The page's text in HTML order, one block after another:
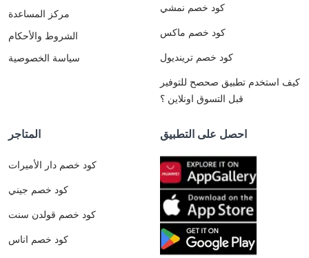
مركز المساعدة
الشروط والأحكام
سياسة الخصوصية
كود خصم نمشي
كود خصم ماكس
كود خصم ترينديول
كيف استخدم تطبيق صحصح للتوفير
قبل التسوق اونلاين ؟
المتاجر
كود خصم دار الأميرات
كود خصم جيني
كود خصم قولدن سنت
كود خصم اناس
احصل على التطبيق